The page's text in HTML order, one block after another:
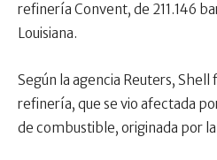
refinería Convent, de 211.146
Louisiana.
Según la agencia Reuters, Shell
refinería, que se vio afectada
de combustible, originada por